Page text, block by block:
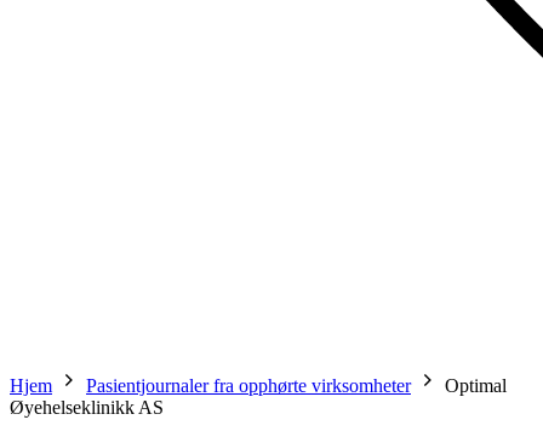
Hjem Pasientjournaler fra opphørte virksomheter
Optimal
Øyehelseklinikk AS